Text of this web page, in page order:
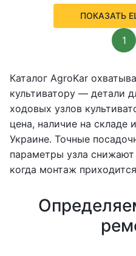
ПОКАЗАТЬ
1
Каталог AgroKar
культиватору — детали
ходовых узлов
цена, наличие на складе
Украине. Точные
параметры узла
когда монтаж